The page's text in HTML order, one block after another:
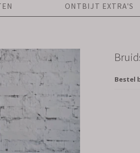
ONTBIJT EXTRA'S
Bestel